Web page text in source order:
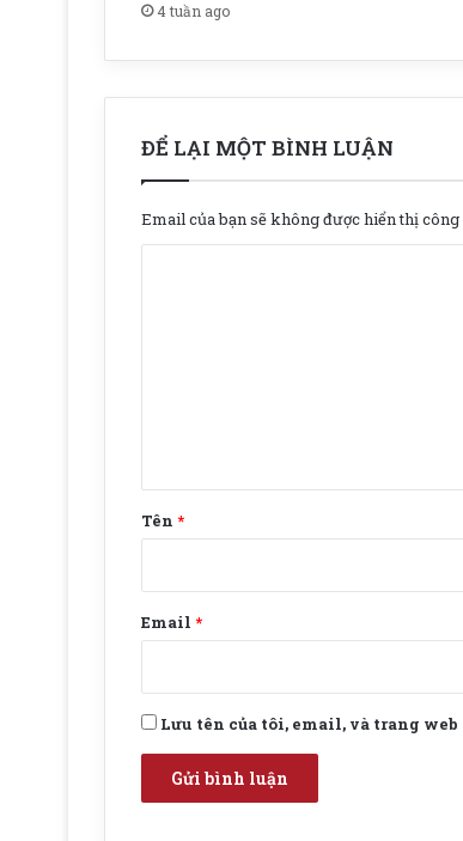
4 tuần ago
ĐỂ LẠI MỘT BÌNH LUẬN
Email của bạn sẽ không được hiển thị
n
Tên *
Email *
Lưu tên của tôi, email, và trang